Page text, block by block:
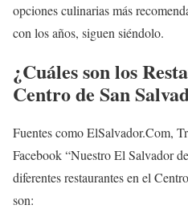
opciones culinarias más
con los años, siguen siéndolo.
¿Cuáles son los
Centro de San
Fuentes como ElSalvador.Com,
Facebook “Nuestro El Salvador
diferentes restaurantes en el
son: